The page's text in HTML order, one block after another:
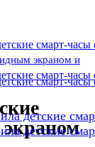
экраном и